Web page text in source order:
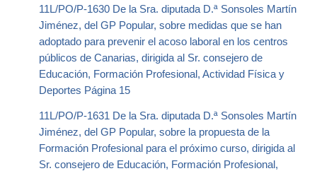
11L/PO/P-1630 De la Sra. diputada D.ª Sonsoles Martín
Jiménez, del GP Popular, sobre medidas que se han
adoptado para prevenir el acoso laboral en los centros
públicos de Canarias, dirigida al Sr. consejero de
Educación, Formación Profesional, Actividad Física y
Deportes Página 15
11L/PO/P-1631 De la Sra. diputada D.ª Sonsoles Martín
Jiménez, del GP Popular, sobre la propuesta de la
Formación Profesional para el próximo curso, dirigida al
Sr. consejero de Educación, Formación Profesional,